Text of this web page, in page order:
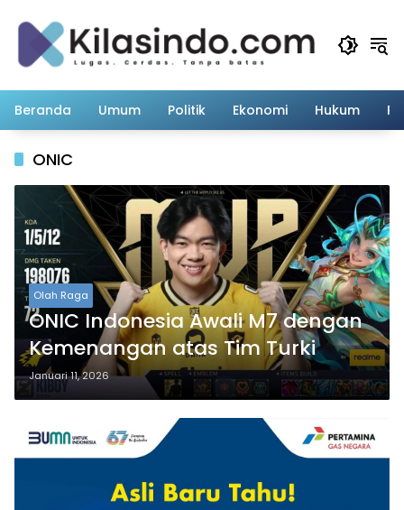
Beranda Umum Politik Ekonomi Hukum
ONIC
Olah Raga
ONIC Indonesia Awali M7 dengan
Kemenangan atas Tim Turki
Januari 11, 2026